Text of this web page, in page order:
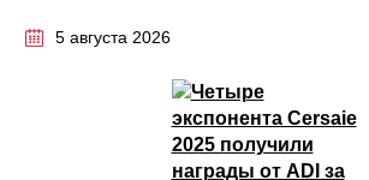
5 августа 2026